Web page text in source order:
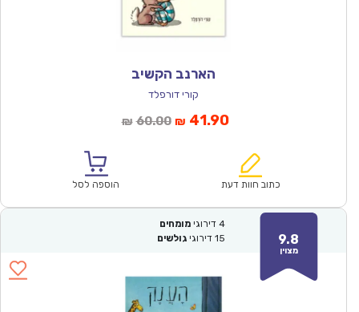
הארנב הקשיב
קורי דורפלד
₪ 60.00המחיר
₪60.00.
₪ 41.90המחיר
הוא:
כתוב חוות דעת הוספה לסל
9.8
מצוין
4 דירוגי מומחים
15 דירוגי גולשים